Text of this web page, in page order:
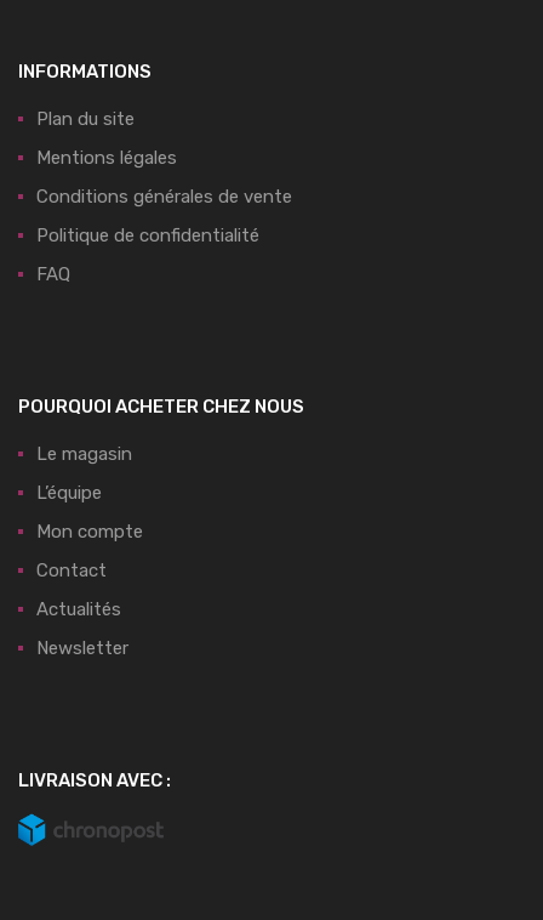
INFORMATIONS
Plan du site
Mentions légales
Conditions générales de vente
Politique de confidentialité
FAQ
POURQUOI ACHETER CHEZ NOUS
Le magasin
L’équipe
Mon compte
Contact
Actualités
Newsletter
LIVRAISON AVEC :